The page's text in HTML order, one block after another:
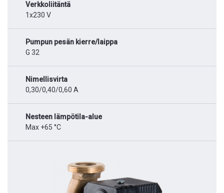
Verkkoliitäntä
1x230 V
Pumpun pesän kierre/laippa
G 32
Nimellisvirta
0,30/0,40/0,60 A
Nesteen lämpötila-alue
Max +65 °C